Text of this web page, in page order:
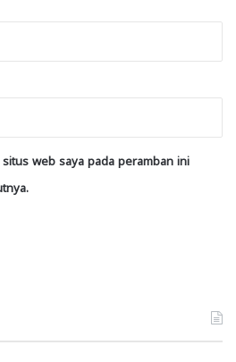
situs web saya pada peramban ini